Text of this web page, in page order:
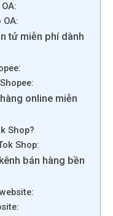
tử miễn phí dành
online miễn
Shop?
Shop:
bán hàng bền